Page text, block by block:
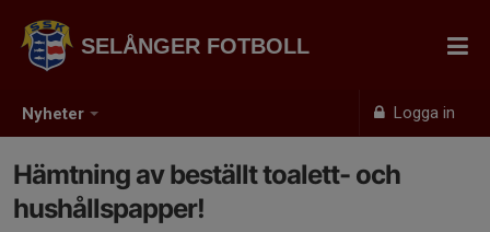
Nyheter Logga in
SELÅNGER FOTBOLL
Hämtning av beställt toalett- och
hushållspapper!